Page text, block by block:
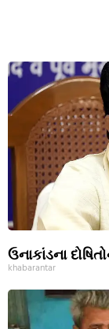
ઉનાકાંડના
khabarantar